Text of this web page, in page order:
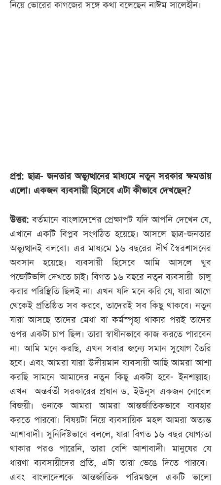
নিয়ে ভোরের কাগজের সঙ্গে কথা বলেছেন নাঈম সালেহীন।
প্রশ্ন: ছাত্র- জনতার অভ্যুত্থানের মাধ্যমে নতুন সরকার ক্ষমতায়
এলো। একজন ব্যবসায়ী হিসেবে এটা কীভাবে দেখছেন?
উত্তর:বর্তমানে বাংলাদেশের প্রেক্ষাপট যদি আপনি দেখেন যে,
এখানে একটি বিপ্লব সংগঠিত হয়েছে। আসলে ছাত্র-জনতার
অভ্যুত্থানই বলবো। এর মাধ্যমে ১৬ বছরের দীর্ঘ স্বৈরশাসনের
অবসান হয়েছে। ব্যবসায়ী হিসেবে আমি আসলে খুব
পজেটিভলি দেখতে চাই। বিগত ১৬ বছরে নতুন ব্যবসায়ী চালু
করার পরিস্থিতি ছিলই না। এখন যদি মনে করি যে, যারা আগে
থেকেই প্রতিষ্ঠিত সব করবে, তাদেরই সব কিছু থাকবে। নতুন
যারা আসছে তাদের মেধা বা কর্মস্পৃহা থাকার পরই তাদের
ওপর একটা চাপ ছিল। তারা স্বাধীনভাবে কাজ করতে পারবেন
না। আমি মনে করছি, এখন সবার জন্যে সমান সুযোগ তৈরি
হবে। এবং আমরা যারা উদীয়মান ব্যবসায়ী আছি আমরা আশা
করছি সামনে আমাদের নতুন কিছু একটা হবে- ইনশাল্লাহ।
এখন অন্তর্বর্তী সরকারের প্রধান ড. ইউনূস একজন নোবেল
বিজয়ী। ওনাকে আমরা আমরা আন্তর্জাতিকভাবে ব্যবহার
করতে পারবো। বিষয়টা নিয়ে ব্যবসায়িক মহল আমরা অত্যন্ত
আশাবাদী। সুনির্দিষ্টভাবে বললে, যারা বিগত ১৬ বছর যোগ্যতা
থাকার পরও পারেনি, তারা বেশি আশাবাদী। মানুষের যে
ধারণা ব্যবসায়ীদের প্রতি, এটা তারা ভেঙে দিতে পারবে।
এবং বাংলাদেশকে আন্তর্জাতিক পরিমণ্ডলে একটি ভালো